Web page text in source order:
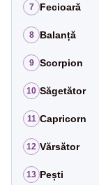
7 Fecioară
8 Balanță
9 Scorpion
10 Săgetător
11 Capricorn
12 Vărsător
13 Pești